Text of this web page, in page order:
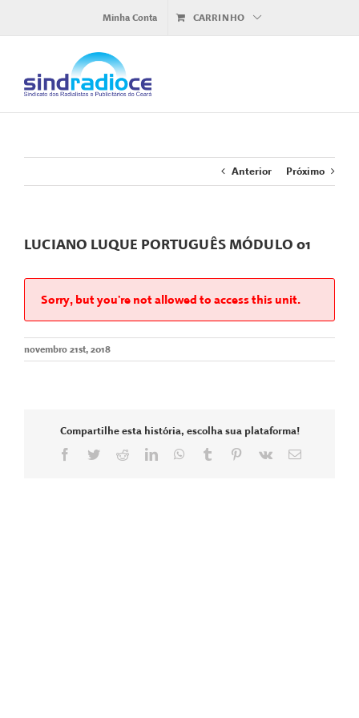
o
Minha Conta CARRINHO
Anterior Próximo
LUCIANO LUQUE PORTUGUÊS MÓDULO 01
Sorry, but you're not allowed to access this unit.
novembro 21st, 2018
Compartilhe esta história, escolha sua plataforma!
Facebook
TwitterRedditLinkedInWhatsApp
Tumblr Pinterest
Vk
E-